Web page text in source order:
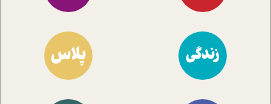
زندگی پلاس